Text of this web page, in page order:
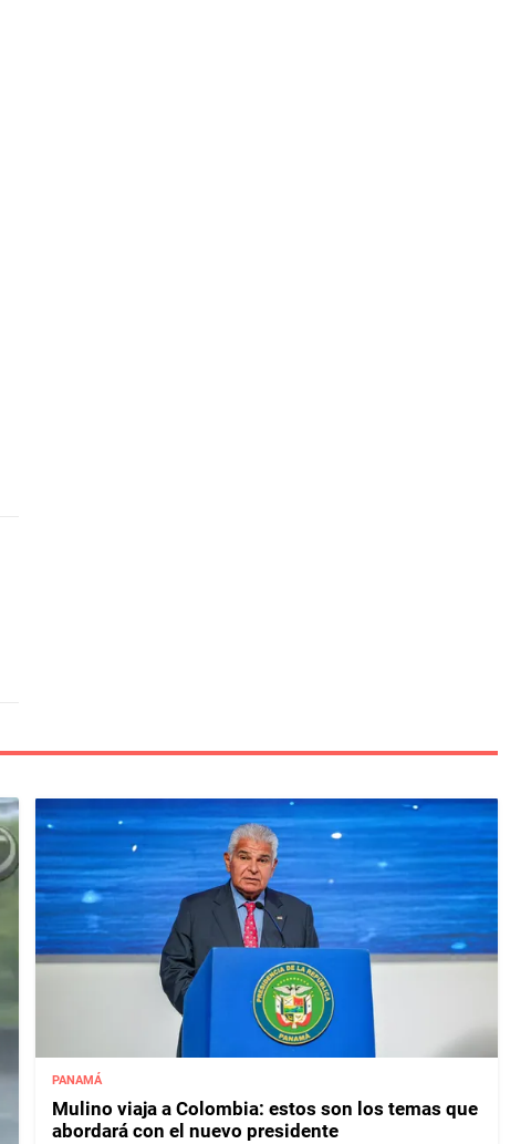
PANAMÁ
Mulino viaja a Colombia: estos son los temas que
abordará con el nuevo presidente